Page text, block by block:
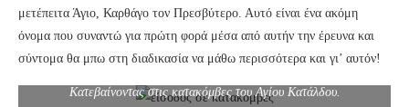
μετέπειτα Άγιο, Καρθάγο τον Πρεσβύτερο. Αυτό είναι ένα ακόμη
όνομα που συναντώ για πρώτη φορά μέσα από αυτήν την έρευνα και
σύντομα θα μπω στη διαδικασία να μάθω περισσότερα και γι’ αυτόν!
Κατεβαίνοντας στις κατακόμβες του Αγίου Κατάλδου.